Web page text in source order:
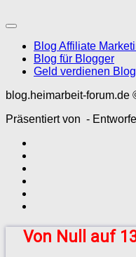
Blog Affiliate
Blog für Blogger
Geld verdienen Blog
blog.heimarbeit-forum.de
Präsentiert von -
Von Null auf